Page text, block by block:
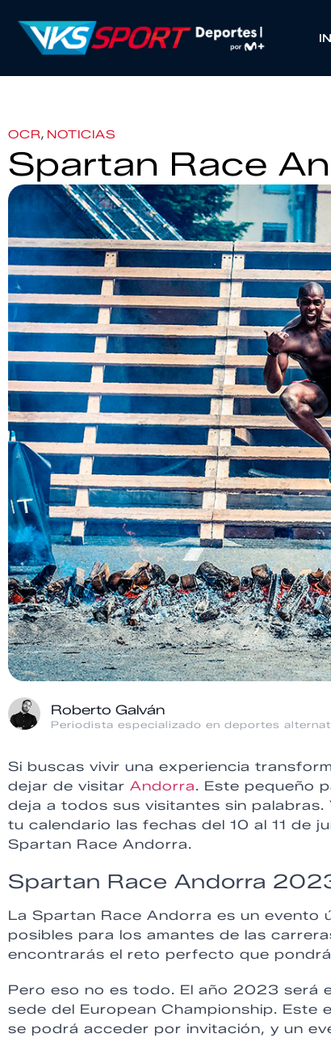
OCR, NOTICIAS
Spartan Race
Roberto Galván
Periodista especializado en deportes
Si buscas vivir una experiencia
dejar de visitar Andorra. Este pequeño
deja a todos sus visitantes sin
tu calendario las fechas del 10 al 11 de
Spartan Race Andorra.
Spartan Race Andorra
La Spartan Race Andorra es un evento
posibles para los amantes de las
encontrarás el reto perfecto que
Pero eso no es todo. El año 2023 será
sede del European Championship.
se podrá acceder por invitación, y un